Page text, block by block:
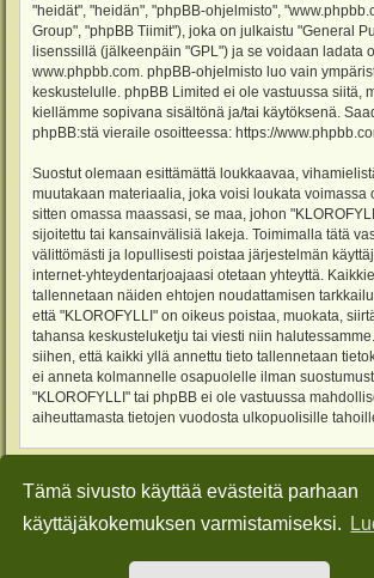
Tämä sivusto käyttää evästeitä parhaan
käyttäjäkokemuksen varmistamiseksi.
"heidät", "heidän", "phpBB-ohjelmisto",
Group", "phpBB Tiimit"), joka on julkaistu "General
lisenssillä (jälkeenpäin "GPL") ja se voidaan ladata
www.phpbb.com . phpBB-ohjelmisto luo vain
keskustelulle. phpBB Limited ei ole vastuussa siitä,
kiellämme sopivana sisältönä ja/tai käytöksenä.
phpBB:stä vieraile osoitteessa: https://
Suostut olemaan esittämättä loukkaavaa,
muutakaan materiaalia, joka voisi loukata voimassa
sitten omassa maassasi, se maa, johon
sijoitettu tai kansainvälisiä lakeja. Toimimalla tätä
välittömästi ja lopullisesti poistaa järjestelmän
internet-yhteydentarjoajaasi otetaan yhteyttä.
tallennetaan näiden ehtojen noudattamisen
että "KLOROFYLLI" on oikeus poistaa, muokata,
tahansa keskusteluketju tai viesti niin
siihen, että kaikki yllä annettu tieto tallennetaan
ei anneta kolmannelle osapuolelle ilman
"KLOROFYLLI" tai phpBB ei ole vastuussa
aiheuttamasta tietojen vuodosta ulkopuolisille
Etusivu Viesti Ylläpidolle
Keskustelufoorumin ohjelmistophpBB® Forum Software ©